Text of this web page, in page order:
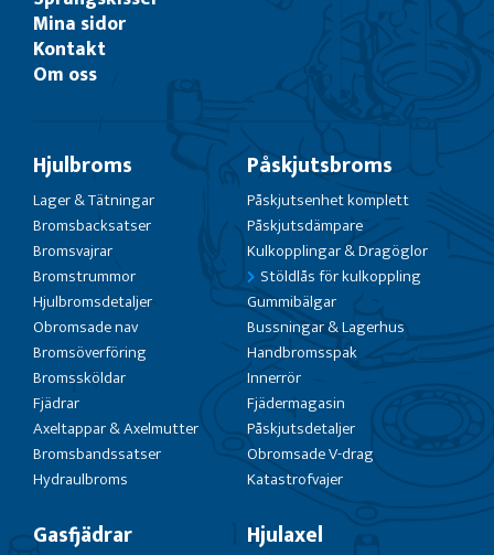
Mina sidor
Kontakt
Om oss
Hjulbroms
Lager & Tätningar
Bromsbacksatser
Bromsvajrar
Bromstrummor
Hjulbromsdetaljer
Obromsade nav
Bromsöverföring
Bromssköldar
Fjädrar
Axeltappar & Axelmutter
Bromsbandssatser
Hydraulbroms
Påskjutsbroms
Påskjutsenhet komplett
Påskjutsdämpare
Kulkopplingar & Dragöglor
Stöldlås för kulkoppling
Gummibälgar
Bussningar & Lagerhus
Handbromsspak
Innerrör
Fjädermagasin
Påskjutsdetaljer
Obromsade V-drag
Katastrofvajer
Gasfjädrar Hjulaxel